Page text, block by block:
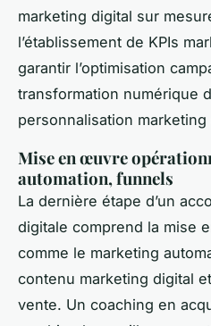
marketing digital sur
l’établissement de KPIs
garantir l’optimisation
transformation numérique
personnalisation marketing
Mise en œuvre
automation, funnels
La dernière étape d’un
digitale comprend la mise
comme le marketing
contenu marketing digital
vente. Un coaching en